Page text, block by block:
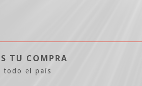
TU COMPRA
todo el país